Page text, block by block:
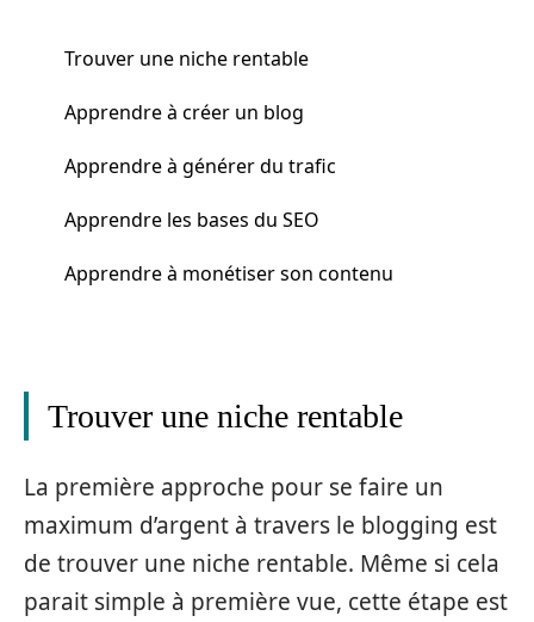
Trouver une niche rentable
Apprendre à créer un blog
Apprendre à générer du trafic
Apprendre les bases du SEO
Apprendre à monétiser son contenu
Trouver une niche rentable
La première approche pour se faire un
maximum d’argent à travers le blogging est
de trouver une niche rentable. Même si cela
parait simple à première vue, cette étape est